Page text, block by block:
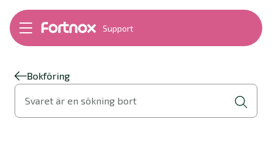
Support
Bokföring
Fakturering
Byt till Fortnox
Felsökning
Bokföring
Svaret är en sökning bort